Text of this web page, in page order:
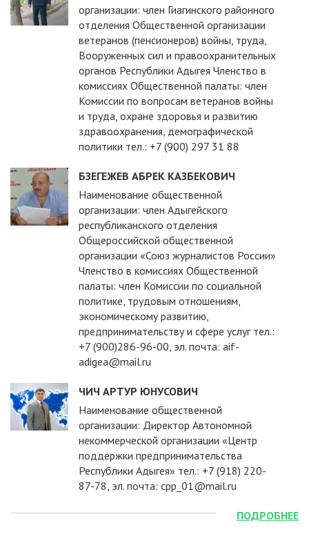
организации: член Гиагинского районного
отделения Общественной организации
ветеранов (пенсионеров) войны, труда,
Вооруженных сил и правоохранительных
органов Республики Адыгея Членство в
комиссиях Общественной палаты: член
Комиссии по вопросам ветеранов войны
и труда, охране здоровья и развитию
здравоохранения, демографической
политики тел.: +7 (900) 297 31 88
БЗЕГЕЖЕВ АБРЕК КАЗБЕКОВИЧ
Наименование общественной
организации: член Адыгейского
республиканского отделения
Общероссийской общественной
организации «Союз журналистов России»
Членство в комиссиях Общественной
палаты: член Комиссии по социальной
политике, трудовым отношениям,
экономическому развитию,
предпринимательству и сфере услуг тел.:
+7 (900)286-96-00, эл. почта: aif-
adigea@mail.ru
ЧИЧ АРТУР ЮНУСОВИЧ
Наименование общественной
организации: Директор Автономной
некоммерческой организации «Центр
поддержки предпринимательства
Республики Адыгея» тел.: +7 (918) 220-
87-78, эл. почта: cpp_01@mail.ru
ПОДРОБНЕЕ